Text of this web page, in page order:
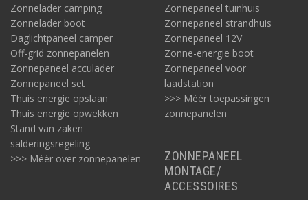
Zonnelader camping
Zonnelader boot
Daglichtpaneel camper
Off-grid zonnepanelen
Zonnepaneel acculader
Zonnepaneel set
Thuis energie opslaan
Thuis energie opwekken
Stand van zaken
salderingsregeling
>>> Méér over zonnepanelen
Zonnepaneel tuinhuis
Zonnepaneel strandhuis
Zonnepaneel 12V
Zonne-energie boot
Zonnepaneel voor
laadstation
>>> Méér toepassingen
zonnepanelen
ZONNEPANEEL
MONTAGE/
ACCESSOIRES